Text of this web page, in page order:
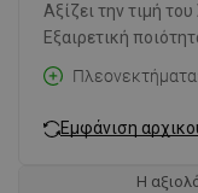
Αξίζει την τιμή
Εξαιρετική
Πλεονεκτήματα:
Εμφάνιση
Η